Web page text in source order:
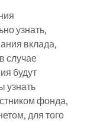
узнать,
вклада,
случае
будут
узнать
фонда,
для того